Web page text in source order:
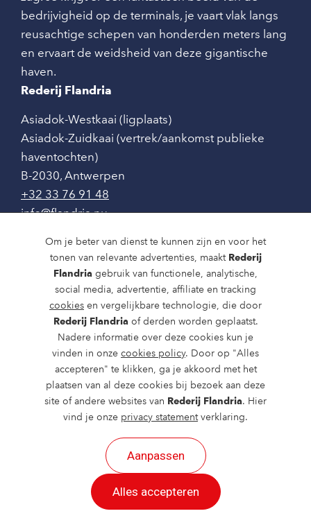
Om je beter van dienst te kunnen zijn en voor het
tonen van relevante advertenties, maakt Rederij
Flandria gebruik van functionele, analytische,
social media, advertentie, affiliate en tracking
cookies en vergelijkbare technologie, die door
Rederij Flandria of derden worden geplaatst.
Nadere informatie over deze cookies kun je
vinden in onze cookies policy. Door op "Alles
accepteren" te klikken, ga je akkoord met het
plaatsen van al deze cookies bij bezoek aan deze
site of andere websites van Rederij Flandria. Hier
vind je onze privacy statementverklaring.
Aanpassen
Alles accepteren
bedrijvigheid op de terminals, je vaart vlak langs
reusachtige schepen van honderden meters lang
en ervaart de weidsheid van deze gigantische
haven.
Rederij Flandria
Asiadok-Westkaai (ligplaats)
Asiadok-Zuidkaai (vertrek/aankomst publieke
haventochten)
B-2030, Antwerpen
+32 33 76 91 48
info@flandria.nu
Contact
Vaaragenda
Rondvaarten en dagtochten
Nieuws
Over ons
Route en bereikbaarheid
2026 ©
.
Alle rechten voorbehouden.
| Privacy | Cookies aanpassen